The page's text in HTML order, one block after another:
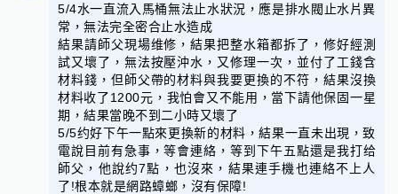
5/4水一直流入馬桶無法止水狀況，應是排水閥止水片異
常，無法完全密合止水造成
結果請師父現場维修，結果把整水箱都拆了，修好經測
試又壞了，無法按壓沖水，又修理一次，並付了工錢含
材料錢，但師父帶的材料與我要更換的不符，結果沒換
材料收了1200元，我怕會又不能用，當下請他保固一星
期，結果當晚不到二小時又壞了
5/5约好下午一點來更換新的材料，結果一直未出現，致
電說目前有急事，等會連絡，等到下午五點還是我打给
師父，他說约7點，也沒來，結果連手機也連絡不上人
了!根本就是網路蟑螂，沒有保障!